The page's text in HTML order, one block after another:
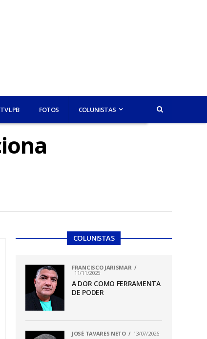
TV LPB FOTOS COLUNISTAS
COLUNISTAS
FRANCISCO JARISMAR
11/11/2025
A DOR COMO FERRAMENTA
DE PODER
JOSÉ TAVARES NETO 13/07/2026